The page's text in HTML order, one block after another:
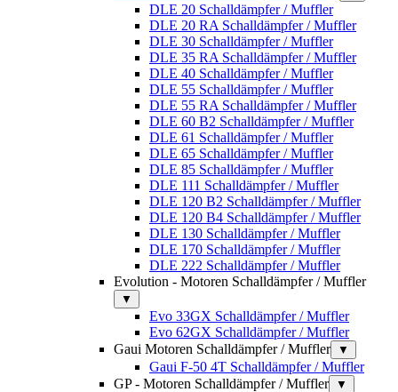
DLE 20 Schalldämpfer / Muffler
DLE 20 RA Schalldämpfer / Muffler
DLE 30 Schalldämpfer / Muffler
DLE 35 RA Schalldämpfer / Muffler
DLE 40 Schalldämpfer / Muffler
DLE 55 Schalldämpfer / Muffler
DLE 55 RA Schalldämpfer / Muffler
DLE 60 B2 Schalldämpfer / Muffler
DLE 61 Schalldämpfer / Muffler
DLE 65 Schalldämpfer / Muffler
DLE 85 Schalldämpfer / Muffler
DLE 111 Schalldämpfer / Muffler
DLE 120 B2 Schalldämpfer / Muffler
DLE 120 B4 Schalldämpfer / Muffler
DLE 130 Schalldämpfer / Muffler
DLE 170 Schalldämpfer / Muffler
DLE 222 Schalldämpfer / Muffler
Evolution - Motoren Schalldämpfer / Muffler
▼
Evo 33GX Schalldämpfer / Muffler
Evo 62GX Schalldämpfer / Muffler
Gaui Motoren Schalldämpfer / Muffler
▼
Gaui F-50 4T Schalldämpfer / Muffler
GP - Motoren Schalldämpfer / Muffler
▼